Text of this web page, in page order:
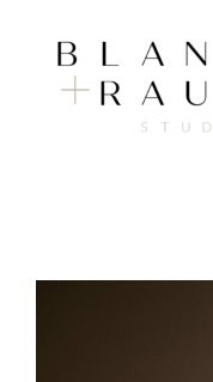
content